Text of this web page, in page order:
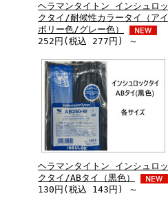
ヘラマンタイトン インシュロッ
クタイ/耐候性カラータイ（アイ
ボリー色/グレー色）
252円(税込 277円) ～
ヘラマンタイトン インシュロッ
クタイ/ABタイ（黒色）
130円(税込 143円) ～